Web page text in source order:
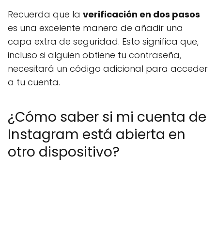
Recuerda que la verificación en dos pasos
es una excelente manera de añadir una
capa extra de seguridad. Esto significa que,
incluso si alguien obtiene tu contraseña,
necesitará un código adicional para acceder
a tu cuenta.
¿Cómo saber si mi cuenta de
Instagram está abierta en
otro dispositivo?